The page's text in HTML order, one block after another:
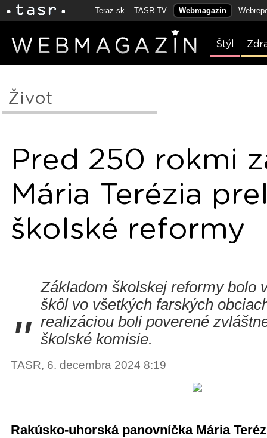
Teraz.sk TASR TV Webmagazín
Štýl
Život
Pred 250 rokmi
Mária Terézia
školské reformy
"
Základom školskej reformy bolo
škôl vo všetkých farských
realizáciou boli poverené
školské komisie.
TASR, 6. decembra 2024 8:19
Rakúsko-uhorská panovníčka Mária